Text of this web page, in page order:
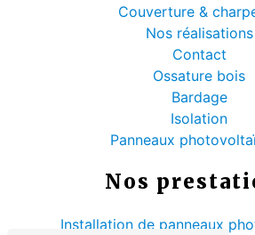
Couverture &
Nos réalisations
Contact
Ossature bois
Bardage
Isolation
Panneaux
Nos
Installation de panneaux